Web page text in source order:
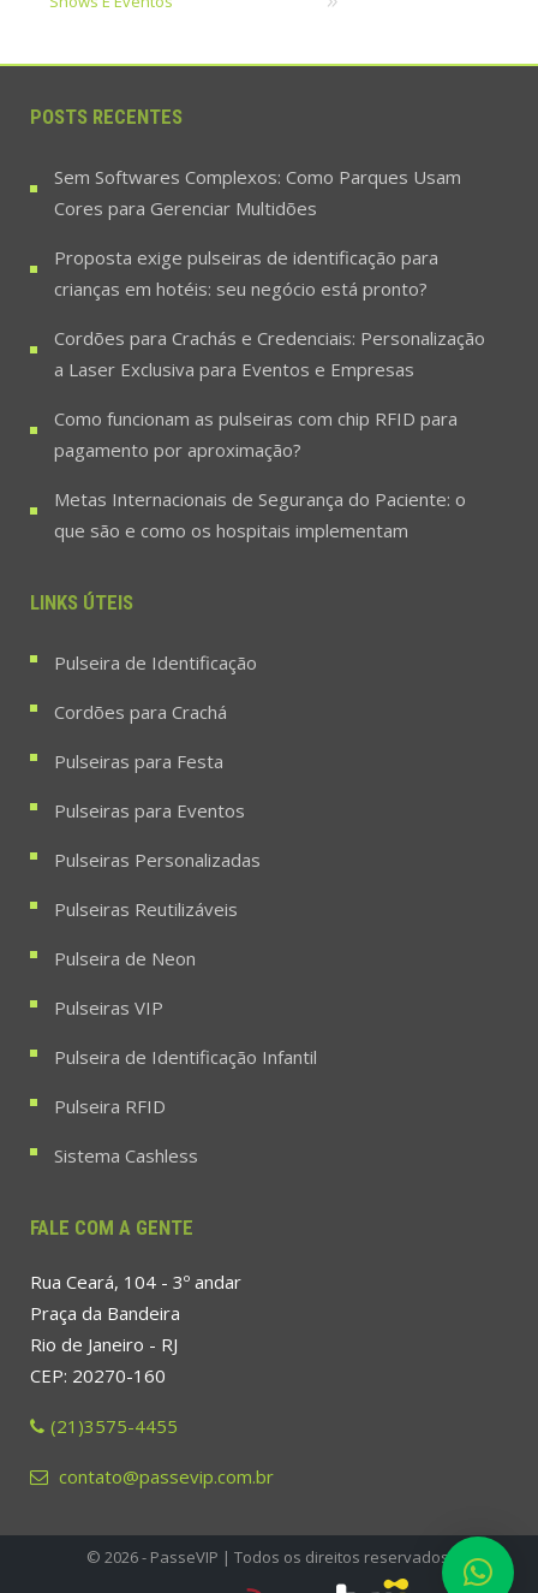
POSTS RECENTES
Sem Softwares Complexos: Como Parques Usam
Cores para Gerenciar Multidões
Proposta exige pulseiras de identificação para
crianças em hotéis: seu negócio está pronto?
Cordões para Crachás e Credenciais: Personalização
a Laser Exclusiva para Eventos e Empresas
Como funcionam as pulseiras com chip RFID para
pagamento por aproximação?
Metas Internacionais de Segurança do Paciente: o
que são e como os hospitais implementam
LINKS ÚTEIS
Pulseira de Identificação
Cordões para Crachá
Pulseiras para Festa
Pulseiras para Eventos
Pulseiras Personalizadas
Pulseiras Reutilizáveis
Pulseira de Neon
Pulseiras VIP
Pulseira de Identificação Infantil
Pulseira RFID
Sistema Cashless
FALE COM A GENTE
Rua Ceará, 104 - 3º andar
Praça da Bandeira
Rio de Janeiro - RJ
CEP: 20270-160
(21)3575-4455
contato@passevip.com.br
© 2026 - PasseVIP | Todos os direitos reservados.